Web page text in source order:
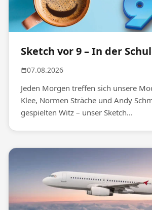
Sketch vor 9 – In der
07.08.2026
Jeden Morgen treffen sich unsere
Klee, Normen Sträche und Andy
gespielten Witz – unser Sketch...